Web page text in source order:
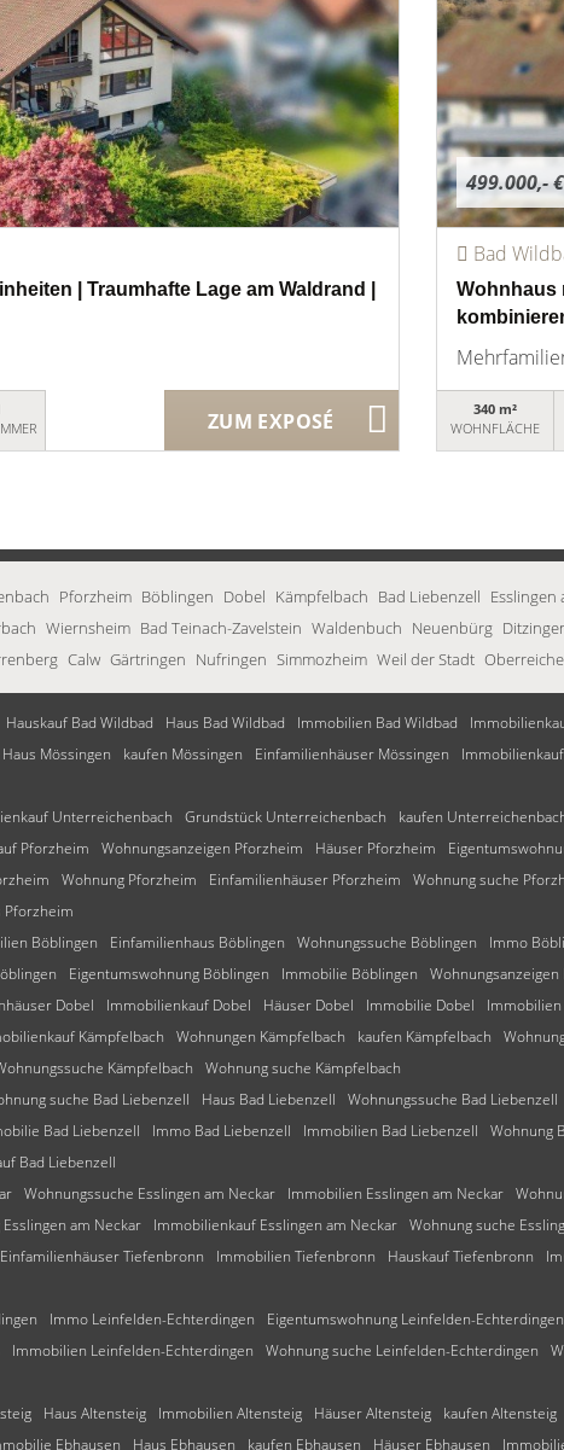
| Traumhafte Lage am Waldrand |
ZUM EXPOSÉ
499.000,- €
Bad
Wohnhaus
340 m²
WOHNFLÄCHE
Pforzheim Böblingen Dobel Kämpfelbach Bad Liebenzell Esslingen
Wiernsheim Bad Teinach-Zavelstein Waldenbuch Neuenbürg
Calw Gärtringen Nufringen Simmozheim Weil der Stadt
Hauskauf Bad Wildbad Haus Bad Wildbad Immobilien Bad Wildbad
Haus Mössingen kaufen Mössingen Einfamilienhäuser Mössingen
Unterreichenbach Grundstück Unterreichenbach kaufen
Pforzheim Wohnungsanzeigen Pforzheim Häuser Pforzheim
Wohnung Pforzheim Einfamilienhäuser Pforzheim Wohnung suche
Pforzheim
Böblingen Einfamilienhaus Böblingen Wohnungssuche Böblingen Immo
Eigentumswohnung Böblingen Immobilie Böblingen Wohnungsanzeigen
Dobel Immobilienkauf Dobel Häuser Dobel Immobilie Dobel Immobilien
Kämpfelbach Wohnungen Kämpfelbach kaufen Kämpfelbach
Kämpfelbach
Wohnung suche Kämpfelbach
suche Bad Liebenzell Haus Bad Liebenzell Wohnungssuche Bad Liebenzell
Bad Liebenzell Immo Bad Liebenzell Immobilien Bad Liebenzell Wohnung
Bad Liebenzell
Wohnungssuche Esslingen am Neckar Immobilien Esslingen am Neckar
am Neckar Immobilienkauf Esslingen am Neckar Wohnung suche
Einfamilienhäuser Tiefenbronn Immobilien Tiefenbronn Hauskauf Tiefenbronn
Immo Leinfelden-Echterdingen Eigentumswohnung Leinfelden-Echterdingen
Immobilien Leinfelden-Echterdingen Wohnung suche Leinfelden-Echterdingen
Haus Altensteig Immobilien Altensteig Häuser Altensteig kaufen Altensteig
Ebhausen Haus Ebhausen kaufen Ebhausen Häuser Ebhausen